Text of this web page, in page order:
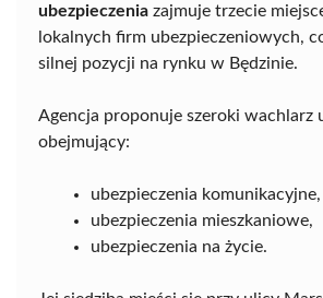
ubezpieczenia zajmuje trzecie
lokalnych firm ubezpieczeniowych,
silnej pozycji na rynku w Będzinie.
Agencja proponuje szeroki wachlarz
obejmujący:
ubezpieczenia komunikacyjne,
ubezpieczenia mieszkaniowe,
ubezpieczenia na życie.